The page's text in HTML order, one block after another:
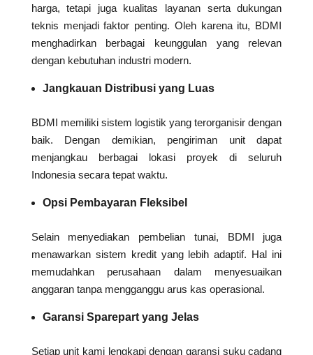
harga, tetapi juga kualitas layanan serta dukungan
teknis menjadi faktor penting. Oleh karena itu, BDMI
menghadirkan berbagai keunggulan yang relevan
dengan kebutuhan industri modern.
Jangkauan Distribusi yang Luas
BDMI memiliki sistem logistik yang terorganisir dengan
baik. Dengan demikian, pengiriman unit dapat
menjangkau berbagai lokasi proyek di seluruh
Indonesia secara tepat waktu.
Opsi Pembayaran Fleksibel
Selain menyediakan pembelian tunai, BDMI juga
menawarkan sistem kredit yang lebih adaptif. Hal ini
memudahkan perusahaan dalam menyesuaikan
anggaran tanpa mengganggu arus kas operasional.
Garansi Sparepart yang Jelas
Setiap unit kami lengkapi dengan garansi suku cadang